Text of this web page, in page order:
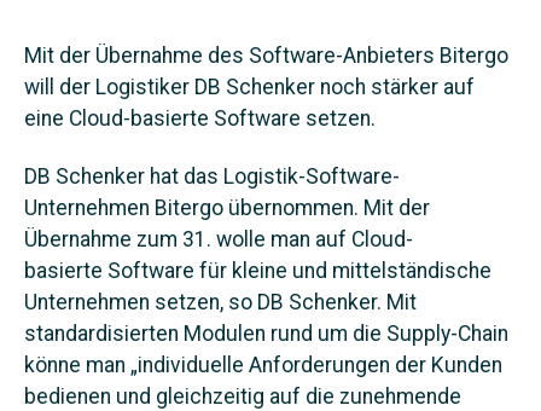
Mit der Übernahme des Software-Anbieters Bitergo
will der Logistiker DB Schenker noch stärker auf
eine Cloud-basierte Software setzen.
DB Schenker hat das Logistik-Software-
Unternehmen Bitergo übernommen. Mit der
Übernahme zum 31. wolle man auf Cloud-
basierte Software für kleine und mittelständische
Unternehmen setzen, so DB Schenker. Mit
standardisierten Modulen rund um die Supply-Chain
könne man „individuelle Anforderungen der Kunden
bedienen und gleichzeitig auf die zunehmende